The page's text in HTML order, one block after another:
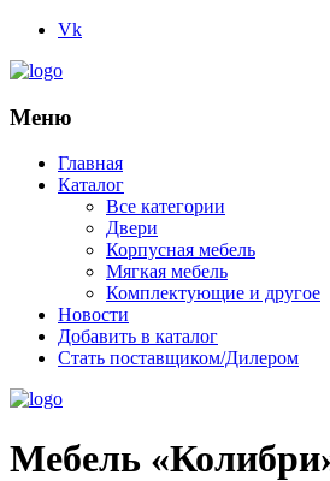
Vk
Меню
Главная
Каталог
Все категории
Двери
Корпусная мебель
Мягкая мебель
Комплектующие и другое
Новости
Добавить в каталог
Стать поставщиком/Дилером
Мебель